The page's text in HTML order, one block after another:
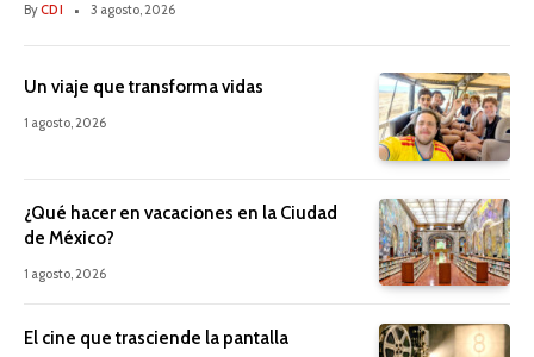
ByCDI 3 agosto, 2026
Un viaje que transforma vidas
1 agosto, 2026
¿Qué hacer en vacaciones en la Ciudad
de México?
1 agosto, 2026
El cine que trasciende la pantalla